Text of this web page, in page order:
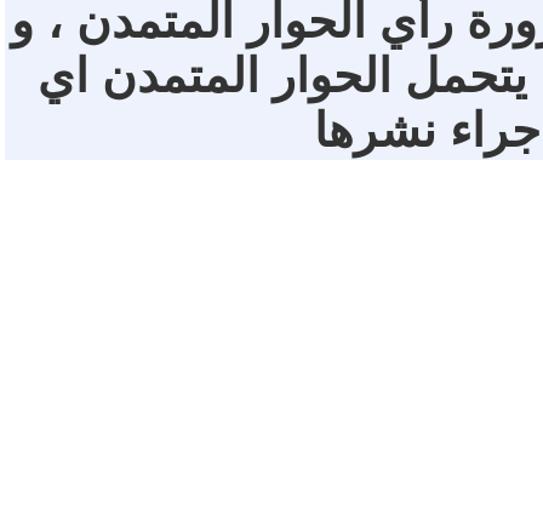
رأي الحوار المتمدن ، و
يتحمل الحوار المتمدن اي
جراء نشرها